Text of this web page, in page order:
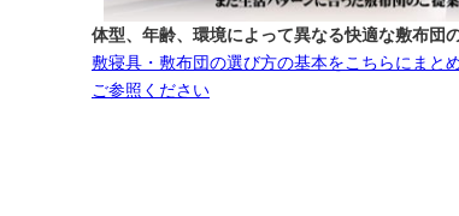
体型、年齢、環境によって異なる快適な敷布団
敷寝具・敷布団の選び方の基本をこちらにまと
ご参照ください